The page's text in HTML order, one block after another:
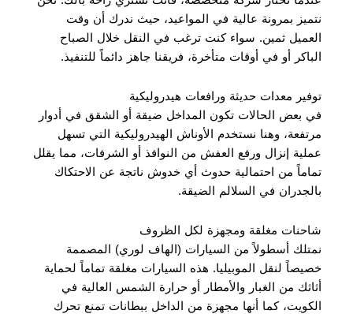
نتميز بمرونة عالية في المواعيد، حيث ندرك أن وقت
العميل ثمين. سواء كنت ترغب في النقل خلال الصباح
الباكر أو في أوقات متأخرة، فريقنا جاهز دائماً للتنفيذ.
توفير معدات حديثة ورافعات هيدروليكية
في بعض الحالات تكون المداخل ضيقة أو الشقق في أدوار
مرتفعة، وهنا نستخدم الأوناش الهيدروليكية التي تسهل
عملية إنزال ورفع العفش من النوافذ أو الشرفات، مما يقلل
تماماً من احتمالية حدوث أي خدوش ناتجة عن الاحتكاك
بالجدران في السلالم الضيقة.
شاحنات مغلقة ومجهزة لكل الظروف
نمتلك أسطولاً من السيارات (الهاف لوري) المصممة
خصيصاً لنقل الموبيليا. هذه السيارات مغلقة تماماً لحماية
أثاثك من الغبار والأمطار أو حرارة الشمس العالية في
الكويت، كما أنها مجهزة من الداخل ببطانات تمنع تحرك